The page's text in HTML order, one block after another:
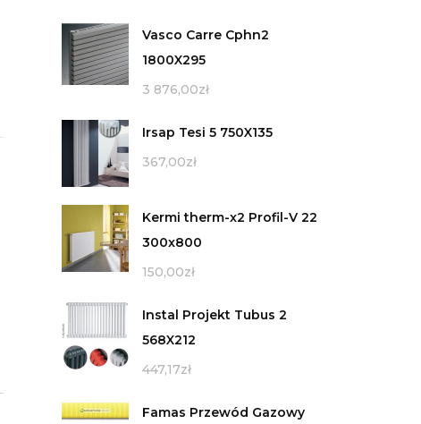
Vasco Carre Cphn2
1800X295
3 876,00zł
Irsap Tesi 5 750X135
367,00zł
Kermi therm-x2 Profil-V 22
300x800
150,00zł
Instal Projekt Tubus 2
568X212
447,17zł
Famas Przewód Gazowy